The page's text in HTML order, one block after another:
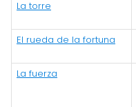
La torre
El rueda de la fortuna
La fuerza